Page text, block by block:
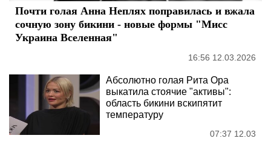
Почти голая Анна Неплях поправилась и вжала
сочную зону бикини - новые формы "Мисс
Украина Вселенная"
16:56 12.03.2026
Абсолютно голая Рита Ора
выкатила стоячие "активы":
область бикини вскипятит
температуру
07:37 12.03